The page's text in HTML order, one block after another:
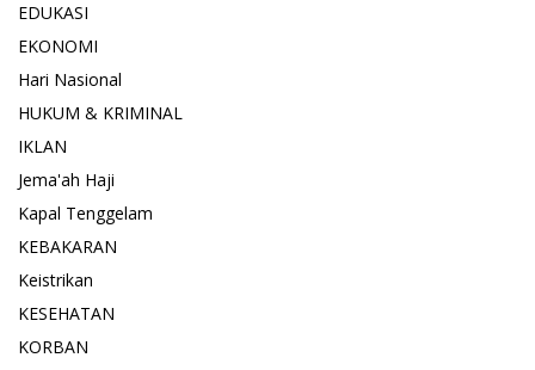
EDUKASI
EKONOMI
Hari Nasional
HUKUM & KRIMINAL
IKLAN
Jema'ah Haji
Kapal Tenggelam
KEBAKARAN
Keistrikan
KESEHATAN
KORBAN